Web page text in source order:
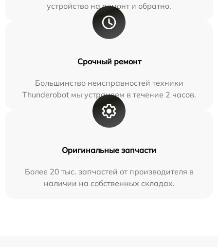
устройство на ремонт и обратно.
Срочный ремонт
Большинство неисправностей техники
Thunderobot мы устраняем в течение 2 часов.
Оригинальные запчасти
Более 20 тыс. запчастей от производителя в
наличии на собственных складах.